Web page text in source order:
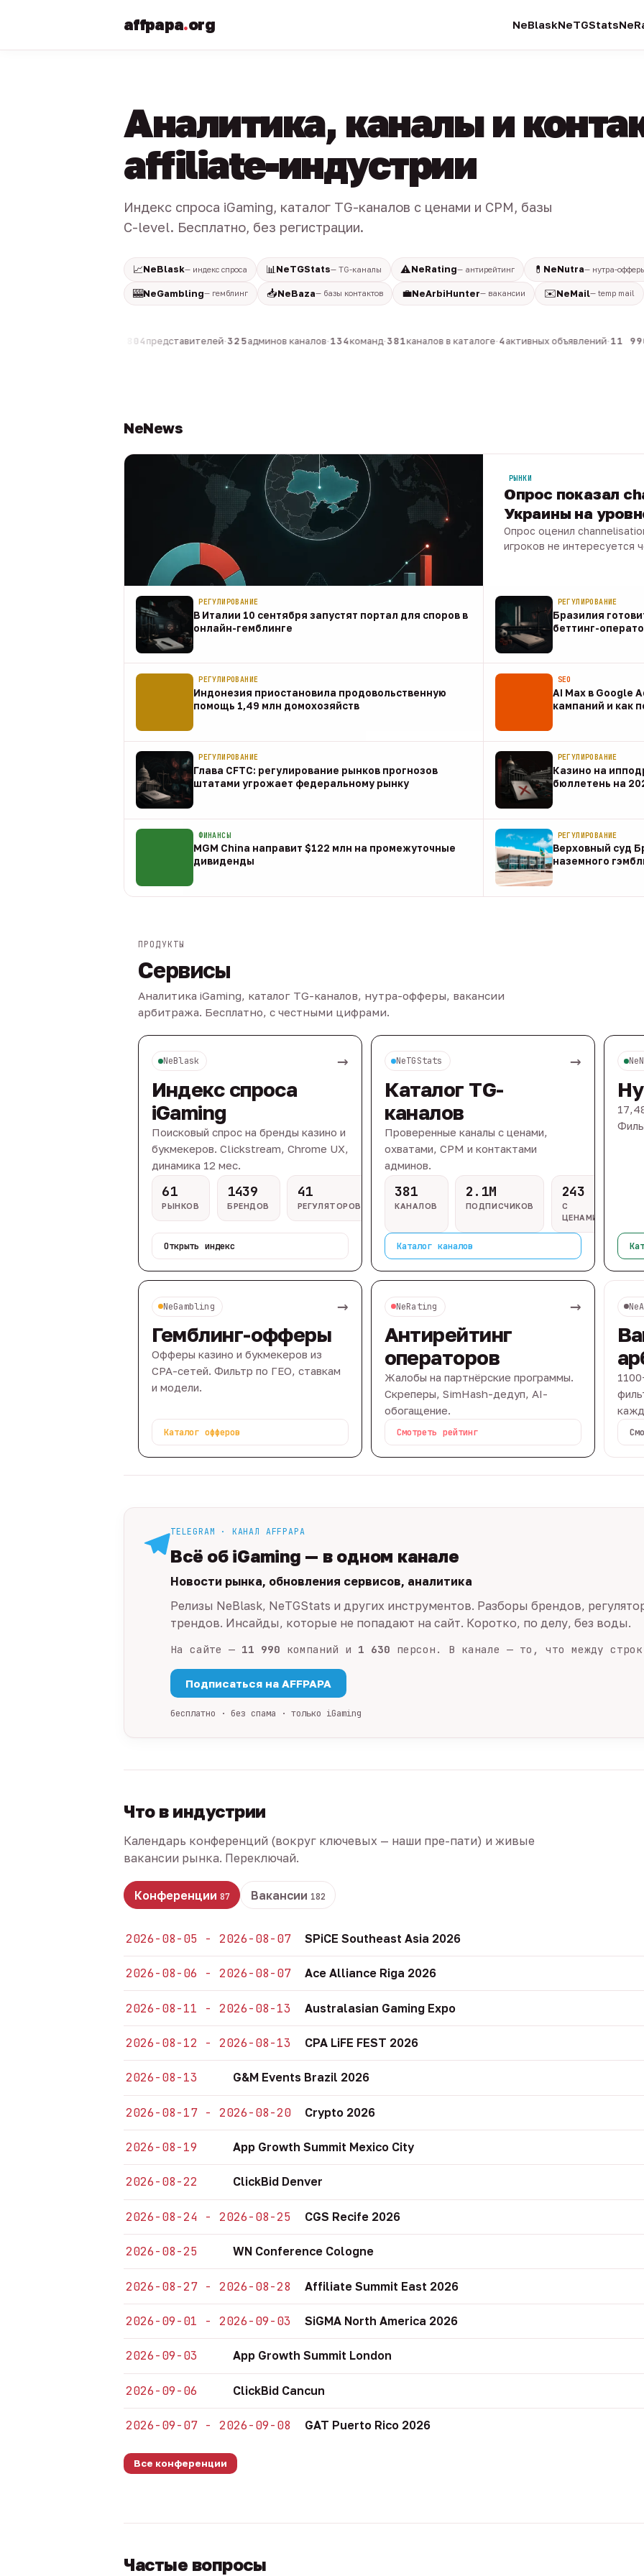
affpapa.org NeBlaskNeTGStats
Аналитика, каналы и
affiliate-индустрии
Индекс спроса iGaming, каталог TG-каналов с ценами и CPM, базы
C-level. Бесплатно, без регистрации.
📈NeBlask— индекс спроса 📊 NeTGStats— TG-каналы ⚠️NeRating— антирейтинг 💊 NeNutra— нутра-
🎰NeGambling— гемблинг 📥NeBaza— базы контактов 💼NeArbiHunter— вакансии ✉️NeMail— temp mail
804представителей·325админов каналов·134команд·381каналов в каталоге·4активных объявлений·11 990
NeNews
РЫНКИ
Опрос показал
Украины на
Опрос оценил
игроков не интересуется
РЕГУЛИРОВАНИЕ
В Италии 10 сентября запустят портал для споров в
онлайн-гемблинге
РЕГУЛИРОВАНИЕ
Бразилия
беттинг-
07 авг
РЕГУЛИРОВАНИЕ
Индонезия приостановила продовольственную
помощь 1,49 млн домохозяйств
SEO
AI Max в Google
кампаний и как
07 авг
РЕГУЛИРОВАНИЕ
Глава CFTC: регулирование рынков прогнозов
штатами угрожает федеральному рынку
РЕГУЛИРОВАНИЕ
Казино на
бюллетень на
07 авг
ФИНАНСЫ
MGM China направит $122 млн на промежуточные
дивиденды
РЕГУЛИРОВАНИЕ
Верховный суд
наземного
07 авг
ПРОДУКТЫ
Сервисы
Аналитика iGaming, каталог TG-каналов, нутра-офферы, вакансии
арбитража. Бесплатно, с честными цифрами.
NeBlask →
Индекс спроса
iGaming
Поисковый спрос на бренды казино и
букмекеров. Clickstream, Chrome UX,
динамика 12 мес.
61
РЫНКОВ
1439
БРЕНДОВ
41
РЕГУЛЯТОРОВ
Открыть индекс
NeTGStats →
Каталог TG-
каналов
Проверенные каналы с ценами,
охватами, CPM и контактами
админов.
381
КАНАЛОВ
2.1M
ПОДПИСЧИКОВ
243
С
ЦЕНАМИ
Каталог каналов
NeGambling →
Гемблинг-офферы
Офферы казино и букмекеров из
CPA-сетей. Фильтр по ГЕО, ставкам
и модели.
Каталог офферов
NeRating →
Антирейтинг
операторов
Жалобы на партнёрские программы.
Скреперы, SimHash-дедуп, AI-
обогащение.
Смотреть рейтинг
TELEGRAM · КАНАЛ AFFPAPA
Всё об iGaming — в одном канале
Новости рынка, обновления сервисов, аналитика
Релизы NeBlask, NeTGStats и других инструментов. Разборы брендов,
трендов. Инсайды, которые не попадают на сайт. Коротко, по делу, без воды.
На сайте — 11 990 компаний и 1 630 персон. В канале — то, что между
Подписаться на AFFPAPA
бесплатно · без спама · только iGaming
Что в индустрии
Календарь конференций (вокруг ключевых — наши пре-пати) и живые
вакансии рынка. Переключай.
Конференции 87 Вакансии 182
2026-08-05 - 2026-08-07 SPiCE Southeast Asia 2026
2026-08-06 - 2026-08-07 Ace Alliance Riga 2026
2026-08-11 - 2026-08-13 Australasian Gaming Expo
2026-08-12 - 2026-08-13 CPA LiFE FEST 2026
2026-08-13 G&M Events Brazil 2026
2026-08-17 - 2026-08-20 Crypto 2026
2026-08-19 App Growth Summit Mexico City
2026-08-22 ClickBid Denver
2026-08-24 - 2026-08-25 CGS Recife 2026
2026-08-25 WN Conference Cologne
2026-08-27 - 2026-08-28 Affiliate Summit East 2026
2026-09-01 - 2026-09-03 SiGMA North America 2026
2026-09-03 App Growth Summit London
2026-09-06 ClickBid Cancun
2026-09-07 - 2026-09-08 GAT Puerto Rico 2026
Все конференции
Частые вопросы